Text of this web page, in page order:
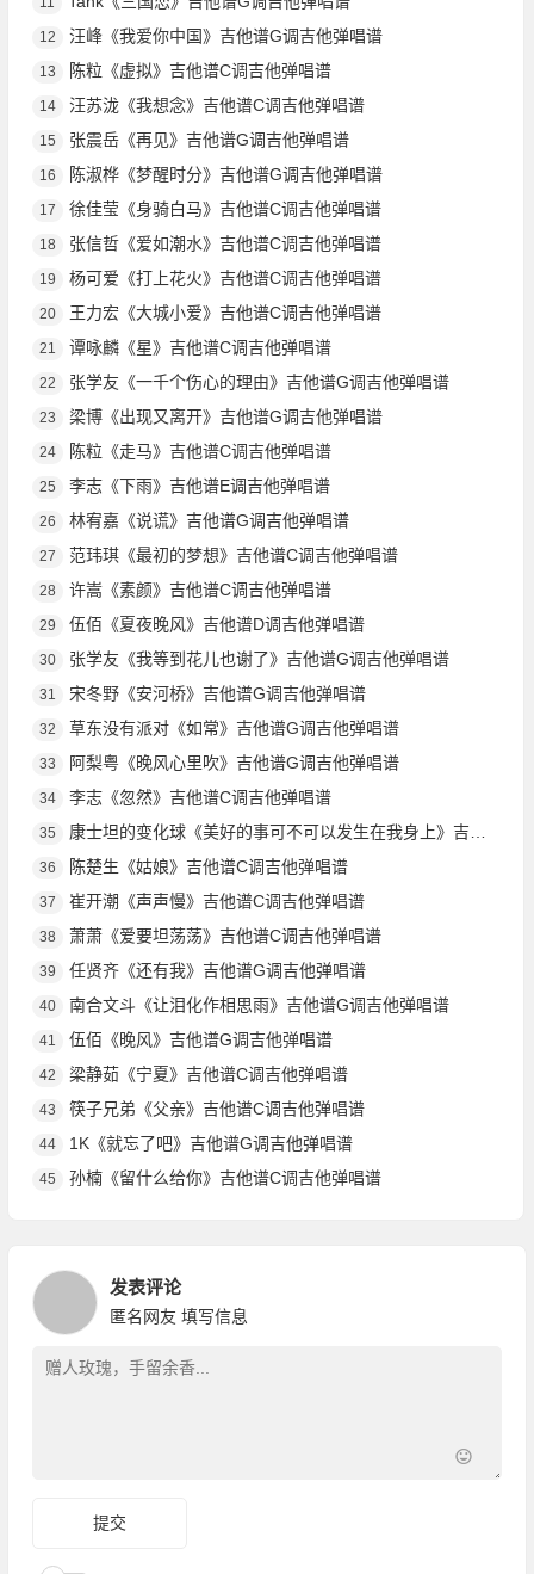
12 汪峰《我爱你中国》吉他谱G调吉他弹唱谱
13 陈粒《虚拟》吉他谱C调吉他弹唱谱
14 汪苏泷《我想念》吉他谱C调吉他弹唱谱
15 张震岳《再见》吉他谱G调吉他弹唱谱
16 陈淑桦《梦醒时分》吉他谱G调吉他弹唱谱
17 徐佳莹《身骑白马》吉他谱C调吉他弹唱谱
18 张信哲《爱如潮水》吉他谱C调吉他弹唱谱
19 杨可爱《打上花火》吉他谱C调吉他弹唱谱
20 王力宏《大城小爱》吉他谱C调吉他弹唱谱
21 谭咏麟《星》吉他谱C调吉他弹唱谱
22 张学友《一千个伤心的理由》吉他谱G调吉他弹唱谱
23 梁博《出现又离开》吉他谱G调吉他弹唱谱
24 陈粒《走马》吉他谱C调吉他弹唱谱
25 李志《下雨》吉他谱E调吉他弹唱谱
26 林宥嘉《说谎》吉他谱G调吉他弹唱谱
27 范玮琪《最初的梦想》吉他谱C调吉他弹唱谱
28 许嵩《素颜》吉他谱C调吉他弹唱谱
29 伍佰《夏夜晚风》吉他谱D调吉他弹唱谱
30 张学友《我等到花儿也谢了》吉他谱G调吉他弹唱谱
31 宋冬野《安河桥》吉他谱G调吉他弹唱谱
32 草东没有派对《如常》吉他谱G调吉他弹唱谱
33 阿梨粤《晚风心里吹》吉他谱G调吉他弹唱谱
34 李志《忽然》吉他谱C调吉他弹唱谱
35 康士坦的变化球《美好的事可不可以发生在我身上》吉他谱G调吉他弹唱谱
36 陈楚生《姑娘》吉他谱C调吉他弹唱谱
37 崔开潮《声声慢》吉他谱C调吉他弹唱谱
38 萧萧《爱要坦荡荡》吉他谱C调吉他弹唱谱
39 任贤齐《还有我》吉他谱G调吉他弹唱谱
40 南合文斗《让泪化作相思雨》吉他谱G调吉他弹唱谱
41 伍佰《晚风》吉他谱G调吉他弹唱谱
42 梁静茹《宁夏》吉他谱C调吉他弹唱谱
43 筷子兄弟《父亲》吉他谱C调吉他弹唱谱
44 1K《就忘了吧》吉他谱G调吉他弹唱谱
45 孙楠《留什么给你》吉他谱C调吉他弹唱谱
发表评论
匿名网友 填写信息